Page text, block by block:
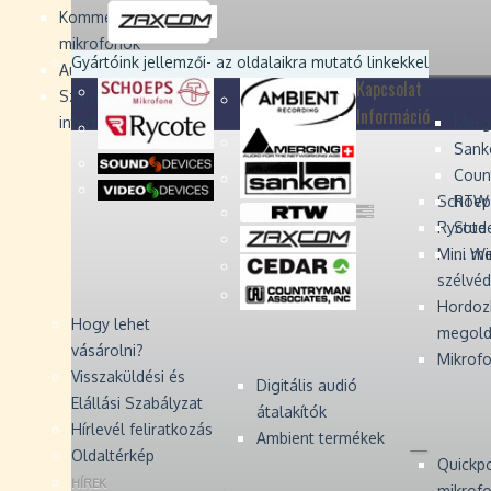
Kommentátor-
mikrofonok
Audio Monitors
Számítógépes audió
interfész
Rycote
Mini
Digitális audió
átalakítók
Ambient termékek
...
Devices
Devices
Zaxcom
Zaxcom
Gyártóink jellemzői- az oldalaikra mutató linkekkel
Kapcsolat
Információ
Hogy lehet
vásárolni?
Visszaküldési és
Elállási Szabályzat
Hírlevél feliratkozás
Oldaltérkép
HÍREK